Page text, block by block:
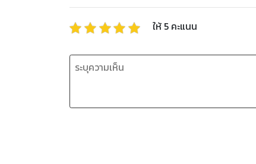
ให้ 5 คะแนน